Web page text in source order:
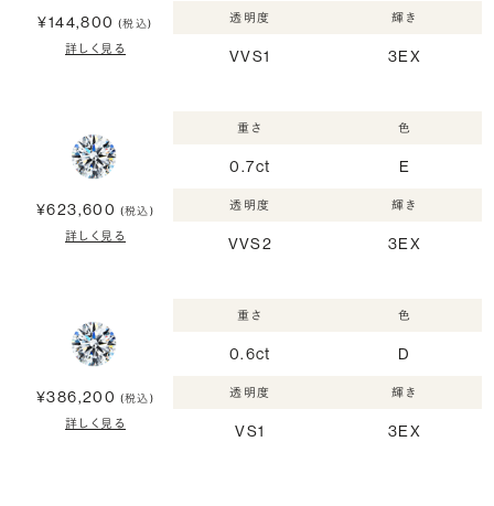
¥144,800 (税込)
詳しく見る
透明度
VVS1
輝き
3EX
¥623,600 (税込)
詳しく見る
重さ
0.7ct
色
E
透明度
VVS2
輝き
3EX
¥386,200 (税込)
詳しく見る
重さ
0.6ct
色
D
透明度
VS1
輝き
3EX